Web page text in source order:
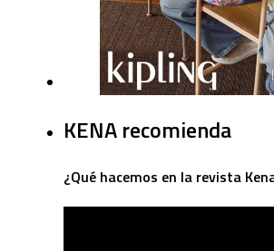
KENA recomienda
¿Qué hacemos en la revista